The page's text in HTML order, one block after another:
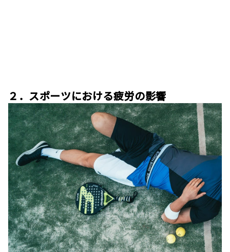
２．スポーツにおける疲労の影響